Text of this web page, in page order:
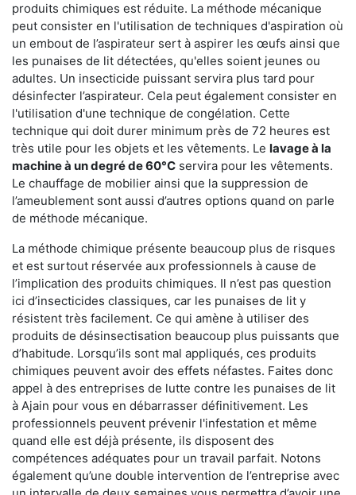
produits chimiques est réduite. La méthode mécanique
peut consister en l'utilisation de techniques d'aspiration où
un embout de l’aspirateur sert à aspirer les œufs ainsi que
les punaises de lit détectées, qu'elles soient jeunes ou
adultes. Un insecticide puissant servira plus tard pour
désinfecter l’aspirateur. Cela peut également consister en
l'utilisation d'une technique de congélation. Cette
technique qui doit durer minimum près de 72 heures est
très utile pour les objets et les vêtements. Le lavage à la
machine à un degré de 60°C servira pour les vêtements.
Le chauffage de mobilier ainsi que la suppression de
l’ameublement sont aussi d’autres options quand on parle
de méthode mécanique.
La méthode chimique présente beaucoup plus de risques
et est surtout réservée aux professionnels à cause de
l’implication des produits chimiques. Il n’est pas question
ici d’insecticides classiques, car les punaises de lit y
résistent très facilement. Ce qui amène à utiliser des
produits de désinsectisation beaucoup plus puissants que
d’habitude. Lorsqu’ils sont mal appliqués, ces produits
chimiques peuvent avoir des effets néfastes. Faites donc
appel à des entreprises de lutte contre les punaises de lit
à Ajain pour vous en débarrasser définitivement. Les
professionnels peuvent prévenir l'infestation et même
quand elle est déjà présente, ils disposent des
compétences adéquates pour un travail parfait. Notons
également qu’une double intervention de l’entreprise avec